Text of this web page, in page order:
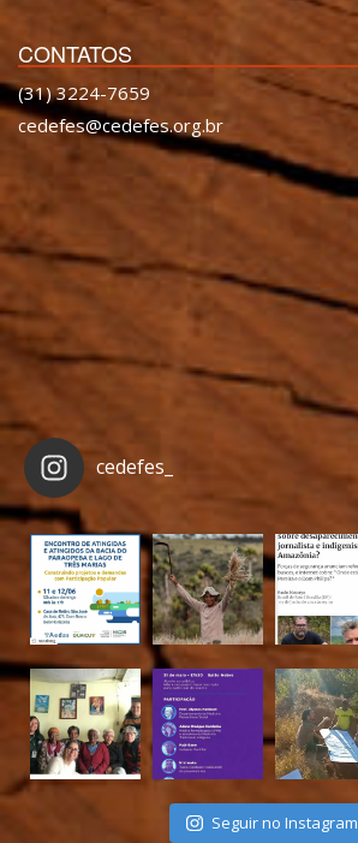
CONTATOS
(31) 3224-7659
cedefes@cedefes.org.br
cedefes_
Seguir no Instagram